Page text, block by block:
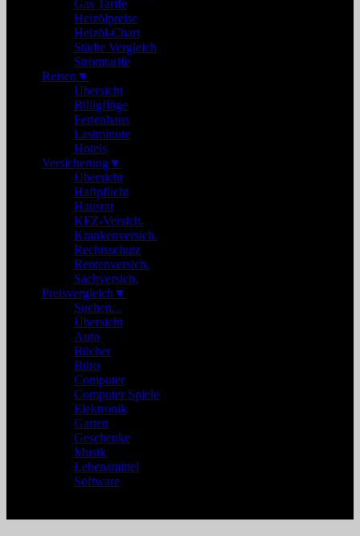
Gas Tarife
Heizölpreise
Heizöl-Chart
Städte Vergleich
Stromtarife
Reisen ▼
Übersicht
Billigflüge
Ferienhaus
Lastminute
Hotels
Versicherung▼
Übersicht
Haftpflicht
Hausrat
KFZ-Versich.
Krankenversich.
Rechtsschutz
Rentenversich.
Sachversich.
Preisvergleich ▼
Suchen...
Übersicht
Auto
Bücher
Büro
Computer
Computer Spiele
Elektronik
Garten
Geschenke
Musik
Lebensmittel
Software